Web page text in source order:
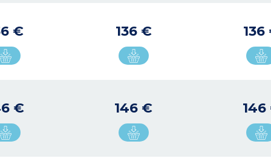
€ 136 € 136
€ 146 €